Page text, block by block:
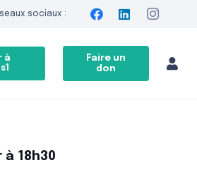
sociaux :
à
Faire un
don
18h30